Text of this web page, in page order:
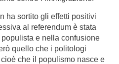
ha sortito gli effetti positivi
al referendum è stata
e nella confusione
quello che i politologi
che il populismo nasce e